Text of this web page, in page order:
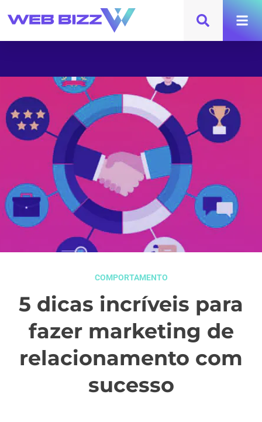
COMPORTAMENTO
5 dicas incríveis para
fazer marketing de
relacionamento com
sucesso